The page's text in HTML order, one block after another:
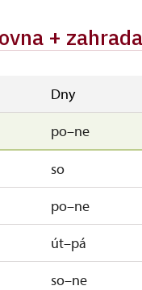
+
Dny
po–ne
so
po–ne
út–pá
so–ne